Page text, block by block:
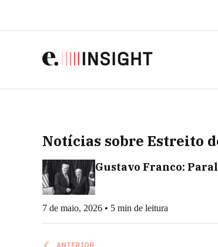
Notícias sobre Estreito
Gustavo Franco:
7 de maio, 2026 • 5 min de leitura
ANTERIOR